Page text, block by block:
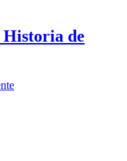
Historia de